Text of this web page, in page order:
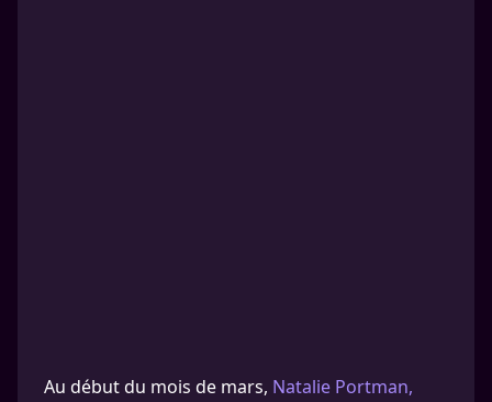
Au début du mois de mars, Natalie Portman,